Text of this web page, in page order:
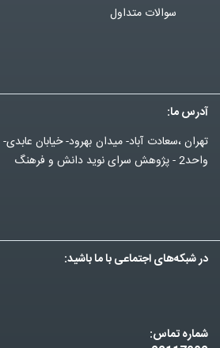
سوالات متداول
آدرس ما:
واحد2 - پژوهش سرای نوید دانش و فرهنگ
در شبکه‌های اجتماعی با ما باشید:
شماره تماس: